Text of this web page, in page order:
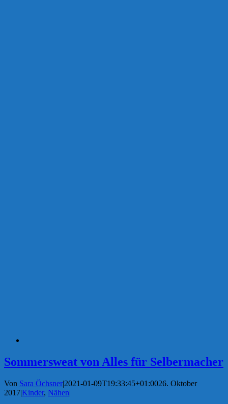
Sommersweat von Alles für Selbermacher
Von Sara Öchsner|2021-01-09T19:33:45+01:0026. Oktober
2017|Kinder, Nähen|